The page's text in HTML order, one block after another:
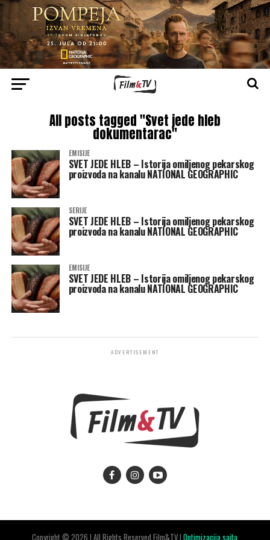
All posts tagged "Svet jede hleb
dokumentarac"
EMISIJE
SVET JEDE HLEB – Istorija omiljenog pekarskog
proizvoda na kanalu NATIONAL GEOGRAPHIC
SERIJE
SVET JEDE HLEB – Istorija omiljenog pekarskog
proizvoda na kanalu NATIONAL GEOGRAPHIC
EMISIJE
SVET JEDE HLEB – Istorija omiljenog pekarskog
proizvoda na kanalu NATIONAL GEOGRAPHIC
ADVERTISEMENT
Copyright © 2026 | All Rights Reserved Film&TV |Optimizacija sajta